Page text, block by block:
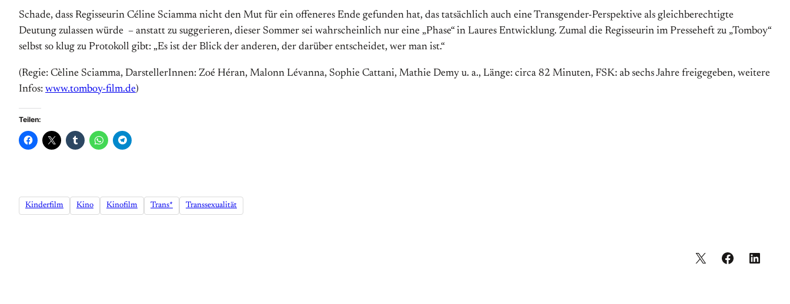
Schade, dass Regisseurin Céline Sciamma nicht den Mut für ein offeneres Ende gefunden hat, das tatsächlich auch eine Transgender-Perspektive als gleichberechtigte
Deutung zulassen würde – anstatt zu suggerieren, dieser Sommer sei wahrscheinlich nur eine „Phase“ in Laures Entwicklung. Zumal die Regisseurin im Presseheft zu „Tomboy“
selbst so klug zu Protokoll gibt: „Es ist der Blick der anderen, der darüber entscheidet, wer man ist.“
(Regie: Cèline Sciamma, DarstellerInnen: Zoé Héran, Malonn Lévanna, Sophie Cattani, Mathie Demy u. a., Länge: circa 82 Minuten, FSK: ab sechs Jahre freigegeben, weitere
Infos: www.tomboy-film.de)
Teilen:
Kinderfilm Kino Kinofilm Trans* Transsexualität